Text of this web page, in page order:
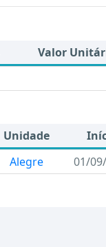
Valor
Unidade
Alegre 01/